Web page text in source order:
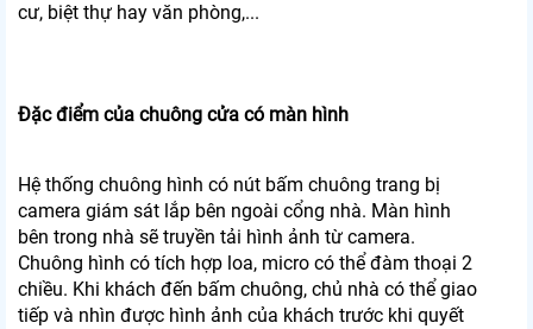
cư, biệt thự hay văn phòng,...
Đặc điểm của chuông cửa có màn hình
Hệ thống chuông hình có nút bấm chuông trang bị
camera giám sát lắp bên ngoài cổng nhà. Màn hình
bên trong nhà sẽ truyền tải hình ảnh từ camera.
Chuông hình có tích hợp loa, micro có thể đàm thoại 2
chiều. Khi khách đến bấm chuông, chủ nhà có thể giao
tiếp và nhìn được hình ảnh của khách trước khi quyết